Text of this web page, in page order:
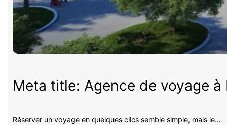
Meta title: Agence de voyage
Réserver un voyage en quelques clics semble simple, mais le…